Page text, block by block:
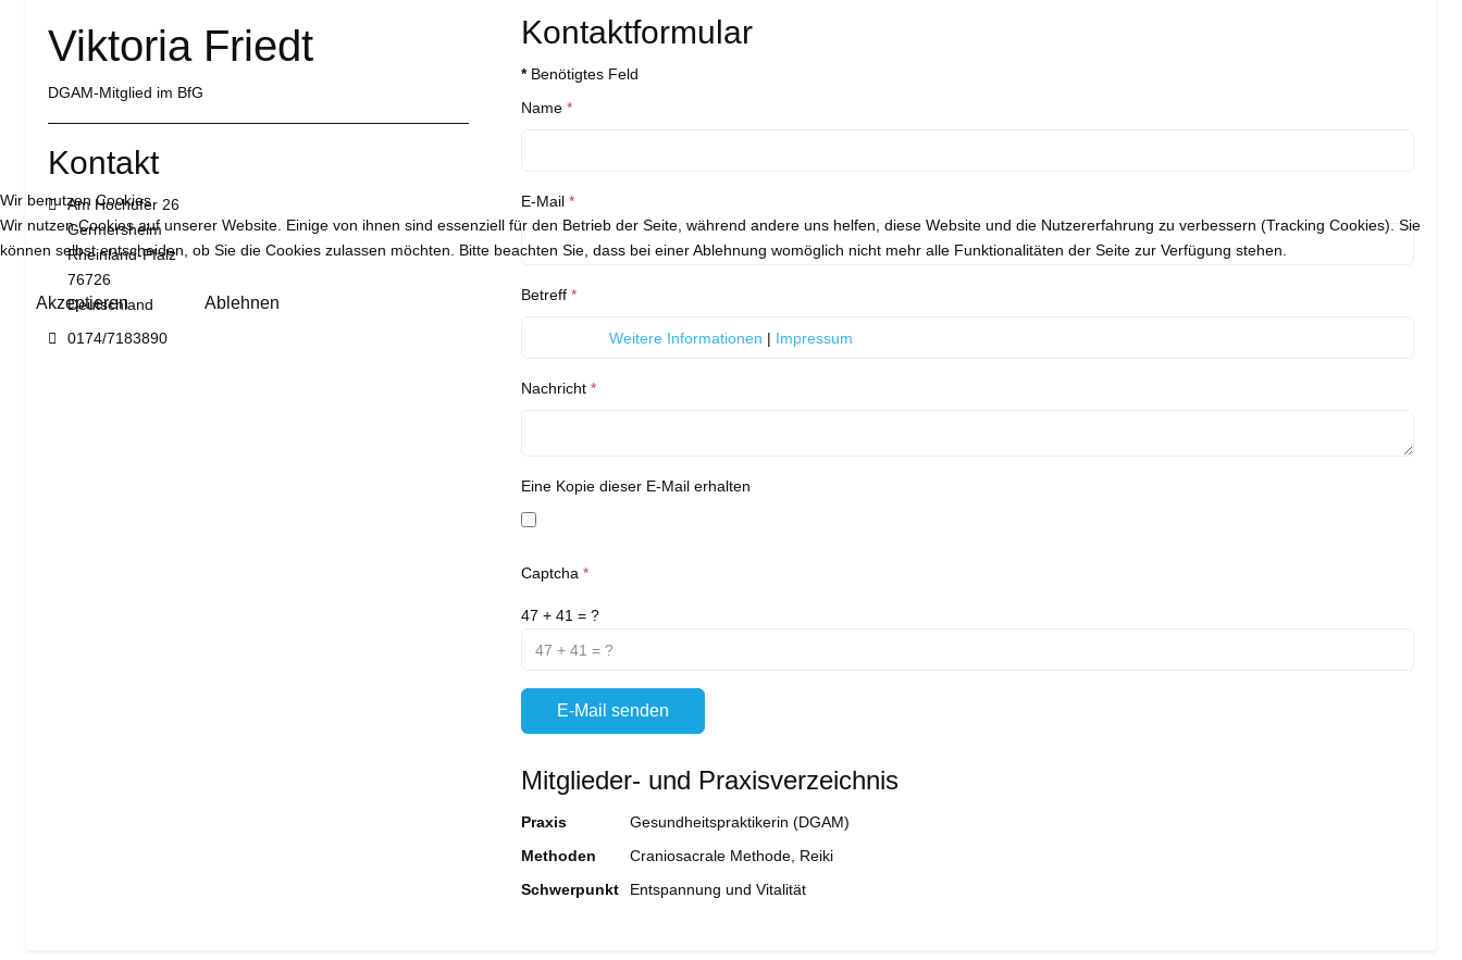
Viktoria Friedt
DGAM-Mitglied im BfG
Kontakt
Adresse:
Am Hochufer 26
Germersheim
Rheinland-Pfalz
76726
Deutschland
Mobil:
0174/7183890
Kontaktformular
*Benötigtes Feld
Name*
E-Mail*
Betreff*
Nachricht*
Eine Kopie dieser E-Mail erhalten
Captcha *
47 + 41 = ?
E-Mail senden
Mitglieder- und Praxisverzeichnis
Praxis
Gesundheitspraktikerin (DGAM)
Methoden
Craniosacrale Methode, Reiki
Schwerpunkt
Entspannung und Vitalität
Wir benutzen Cookies
Wir nutzen Cookies auf unserer Website. Einige von ihnen sind essenziell für den Betrieb der Seite, während andere uns helfen, diese Website und die Nutzererfahrung zu verbessern (Tracking Cookies). Sie
können selbst entscheiden, ob Sie die Cookies zulassen möchten. Bitte beachten Sie, dass bei einer Ablehnung womöglich nicht mehr alle Funktionalitäten der Seite zur Verfügung stehen.
Akzeptieren Ablehnen
Weitere Informationen | Impressum